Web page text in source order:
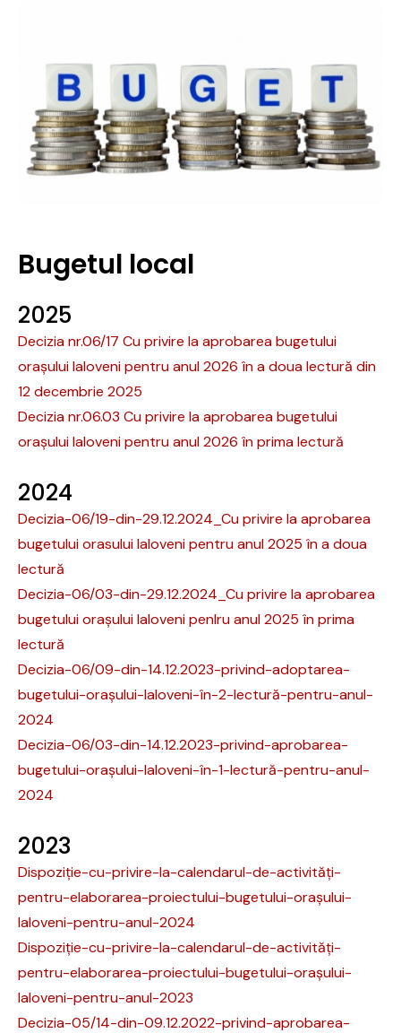
Bugetul local
2025
Decizia nr.06/17 Cu privire la aprobarea bugetului
orașului Ialoveni pentru anul 2026 în a doua lectură din
12 decembrie 2025
Decizia nr.06.03 Cu privire la aprobarea bugetului
orașului Ialoveni pentru anul 2026 în prima lectură
2024
Decizia-06/19-din-29.12.2024_Cu privire la aprobarea
bugetului orasului Ialoveni pentru anul 2025 în a doua
lectură
Decizia-06/03-din-29.12.2024_Cu privire la aprobarea
bugetului orașului Ialoveni penlru anul 2025 în prima
lectură
Decizia-06/09-din-14.12.2023-privind-adoptarea-
bugetului-orașului-Ialoveni-în-2-lectură-pentru-anul-
2024
Decizia-06/03-din-14.12.2023-privind-aprobarea-
bugetului-orașului-Ialoveni-în-1-lectură-pentru-anul-
2024
2023
Dispoziție-cu-privire-la-calendarul-de-activități-
pentru-elaborarea-proiectului-bugetului-orașului-
Ialoveni-pentru-anul-2024
Dispoziție-cu-privire-la-calendarul-de-activități-
pentru-elaborarea-proiectului-bugetului-orașului-
Ialoveni-pentru-anul-2023
Decizia-05/14-din-09.12.2022-privind-aprobarea-